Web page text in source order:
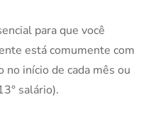
para que você
está comumente com
no início de cada mês ou
salário).